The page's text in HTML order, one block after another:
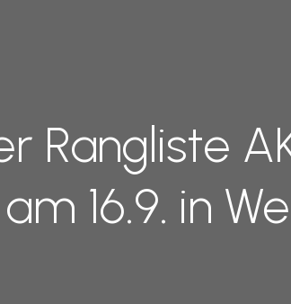
Rangliste
am 16.9. in